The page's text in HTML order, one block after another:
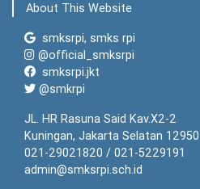
About This Website
smksrpi, smks rpi
@official_smksrpi
smksrpi.jkt
@smkrpi
JL. HR Rasuna Said Kav.X2-2
Kuningan, Jakarta Selatan 12950
021-29021820 / 021-5229191
admin@smksrpi.sch.id